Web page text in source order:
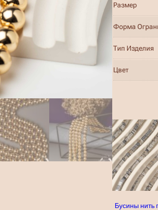
Размер
Форма
Тип Изделия
Цвет
Бусины нить